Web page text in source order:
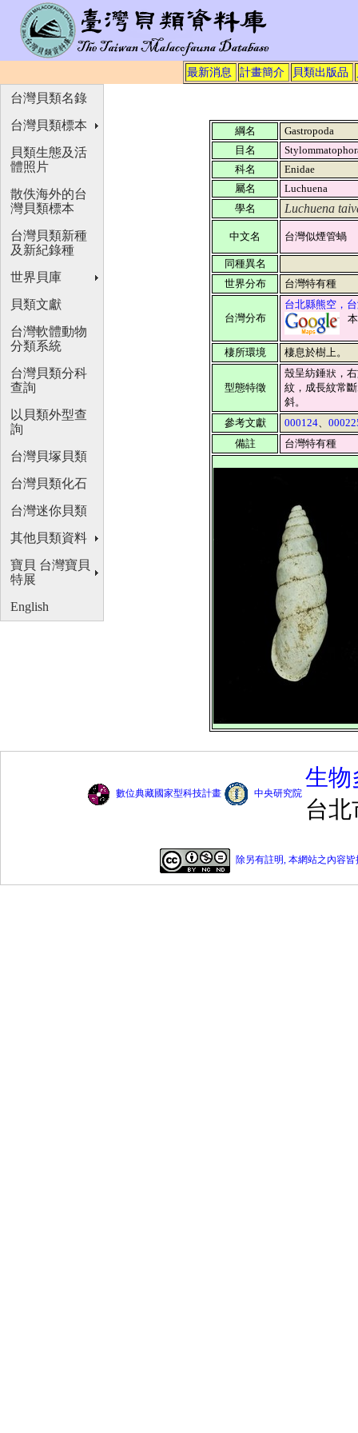
最新消息 計畫簡介 貝類出版品
綱名
Gastropoda
目名
科名
Enidae
屬名
Luchuena
學名
Luchuena
中文名 台灣似煙管蝸
同種異名
世界分布
台灣特有種
台灣分布
台北縣熊空，
棲所環境 棲息於樹上。
型態特徵
殼呈紡錘狀，
紋，成長紋常
斜。
參考文獻
000124、
備註
台灣特有種
台灣貝類名錄
台灣貝類標本
貝類生態及活
體照片
散佚海外的台
灣貝類標本
台灣貝類新種
及新紀錄種
世界貝庫
貝類文獻
台灣軟體動物
分類系統
台灣貝類分科
查詢
以貝類外型查
詢
台灣貝塚貝類
台灣貝類化石
台灣迷你貝類
其他貝類資料
寶貝 台灣寶貝
特展
English
數位典藏國家型科技計畫 中央研究院
生物
台北
除另有註明, 本網站之內容